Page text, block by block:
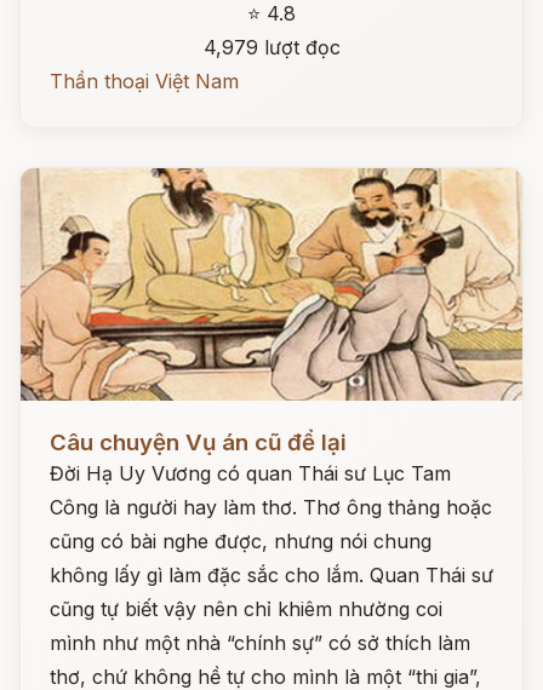
⭐ 4.8
4,979 lượt đọc
Thần thoại Việt Nam
Câu chuyện Vụ án cũ để lại
Đời Hạ Uy Vương có quan Thái sư Lục Tam
Công là người hay làm thơ. Thơ ông thảng hoặc
cũng có bài nghe được, nhưng nói chung
không lấy gì làm đặc sắc cho lắm. Quan Thái sư
cũng tự biết vậy nên chỉ khiêm nhường coi
mình như một nhà “chính sự” có sở thích làm
thơ, chứ không hề tự cho mình là một “thi gia”,